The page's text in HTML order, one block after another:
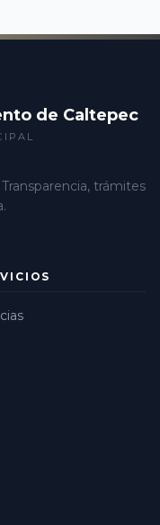
de Caltepec
trámites